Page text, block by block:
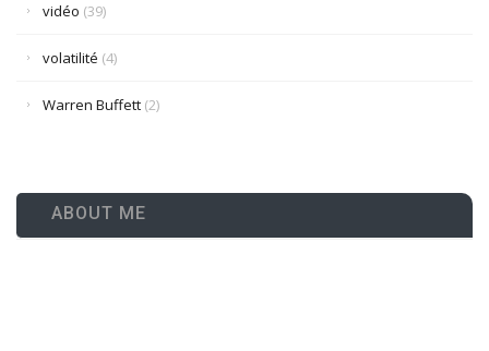
vidéo (39)
volatilité (4)
Warren Buffett (2)
ABOUT ME